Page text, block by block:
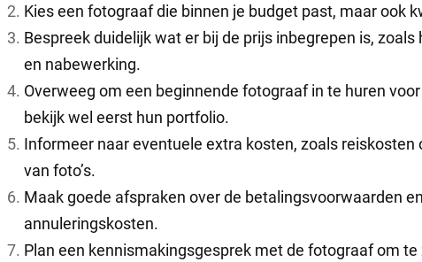
Kies een fotograaf die binnen je budget past, maar ook
Bespreek duidelijk wat er bij de prijs inbegrepen is,
en nabewerking.
Overweeg om een beginnende fotograaf in te huren
bekijk wel eerst hun portfolio.
Informeer naar eventuele extra kosten, zoals reiskosten
van foto’s.
Maak goede afspraken over de betalingsvoorwaarden
annuleringskosten.
Plan een kennismakingsgesprek met de fotograaf om